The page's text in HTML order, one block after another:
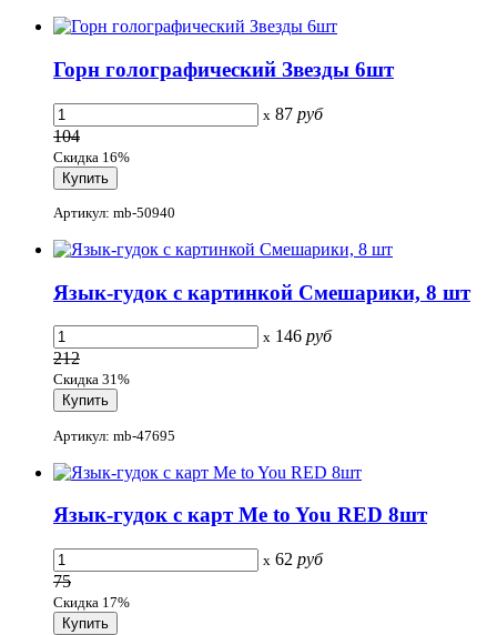
Горн голографический Звезды 6шт
x 87 руб
104
Скидка 16%
Артикул: mb-50940
Язык-гудок с картинкой Смешарики, 8 шт
x 146 руб
212
Скидка 31%
Артикул: mb-47695
Язык-гудок с карт Me to You RED 8шт
x 62 руб
75
Скидка 17%